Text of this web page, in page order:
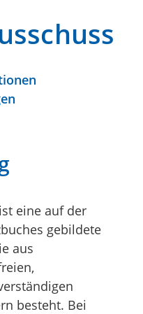
eine auf der
gebildete
aus
besteht. Bei